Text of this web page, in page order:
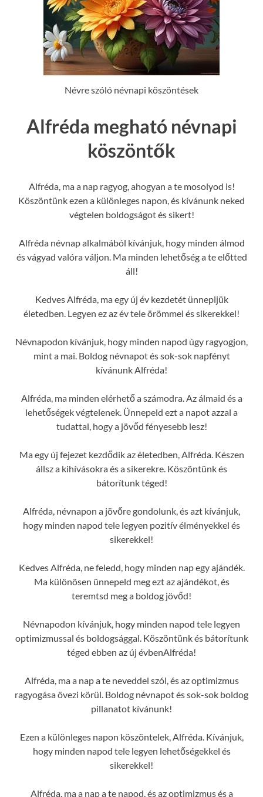
Névre szóló névnapi köszöntések
Alfréda megható névnapi
köszöntők
Alfréda, ma a nap ragyog, ahogyan a te mosolyod is!
Köszöntünk ezen a különleges napon, és kívánunk neked
végtelen boldogságot és sikert!
Alfréda névnap alkalmából kívánjuk, hogy minden álmod
és vágyad valóra váljon. Ma minden lehetőség a te előtted
áll!
Kedves Alfréda, ma egy új év kezdetét ünnepljük
életedben. Legyen ez az év tele örömmel és sikerekkel!
Névnapodon kívánjuk, hogy minden napod úgy ragyogjon,
mint a mai. Boldog névnapot és sok-sok napfényt
kívánunk Alfréda!
Alfréda, ma minden elérhető a számodra. Az álmaid és a
lehetőségek végtelenek. Ünnepeld ezt a napot azzal a
tudattal, hogy a jövőd fényesebb lesz!
Ma egy új fejezet kezdődik az életedben, Alfréda. Készen
állsz a kihívásokra és a sikerekre. Köszöntünk és
bátorítunk téged!
Alfréda, névnapon a jövőre gondolunk, és azt kívánjuk,
hogy minden napod tele legyen pozitív élményekkel és
sikerekkel!
Kedves Alfréda, ne feledd, hogy minden nap egy ajándék.
Ma különösen ünnepeld meg ezt az ajándékot, és
teremtsd meg a boldog jövőd!
Névnapodon kívánjuk, hogy minden napod tele legyen
optimizmussal és boldogsággal. Köszöntünk és bátorítunk
téged ebben az új évbenAlfréda!
Alfréda, ma a nap a te neveddel szól, és az optimizmus
ragyogása övezi körül. Boldog névnapot és sok-sok boldog
pillanatot kívánunk!
Ezen a különleges napon köszöntelek, Alfréda. Kívánjuk,
hogy minden napod tele legyen lehetőségekkel és
sikerekkel!
Alfréda, ma a nap a te napod, és az optimizmus és a